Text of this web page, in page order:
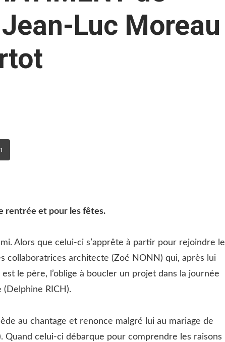
Luc Moreau
rentrée et pour les fêtes.
Alors que celui-ci s’apprête à partir pour rejoindre le
collaboratrices architecte (Zoé NONN) qui, après lui
le père, l’oblige à boucler un projet dans la journée
RICH).
au chantage et renonce malgré lui au mariage de
Quand celui-ci débarque pour comprendre les raisons